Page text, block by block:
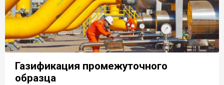
Газификация промежуточного
образца